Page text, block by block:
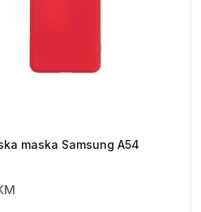
maska Samsung A54